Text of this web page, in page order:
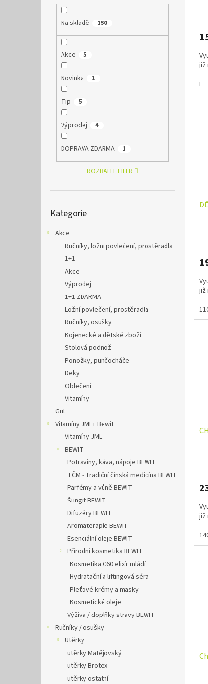
Na skladě 150
Akce 5
Novinka 1
Tip 5
Výprodej 4
DOPRAVA ZDARMA 1
ROZBALIT FILTR
kategorie
Kategorie
Akce
Ručníky, ložní povlečení, prostěradla
1+1
Akce
Výprodej
1+1 ZDARMA
Ložní povlečení, prostěradla
Ručníky, osušky
Kojenecké a dětské zboží
Stolová podnož
Ponožky, punčocháče
Deky
Oblečení
Vitamíny
Gril
Vitamíny JML+ Bewit
Vitamíny JML
BEWIT
Potraviny, káva, nápoje BEWIT
TČM - Tradiční čínská medicína BEWIT
Parfémy a vůně BEWIT
Šungit BEWIT
Difuzéry BEWIT
Aromaterapie BEWIT
Esenciální oleje BEWIT
Přírodní kosmetika BEWIT
Kosmetika C60 elixír mládí
Hydratační a liftingová séra
Pleťové krémy a masky
Kosmetické oleje
Výživa / doplňky stravy BEWIT
Ručníky / osušky
Utěrky
utěrky Matějovský
utěrky Brotex
utěrky ostatní
již
L
již
již